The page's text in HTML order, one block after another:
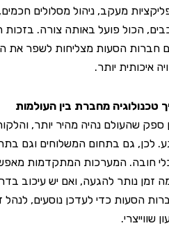
מעקב, ניהול מסלולים חכמים,
פועל באותה צורה. בזכות
הסעות מצליחות לשפר את הדיוק,
יותר.
מחברת בין העולמות
שהעולם נהיה מהיר יותר,
גם בתחום המשלוחים וגם בתחום
המערכות המתקדמות מאפשרות
נותר להגעה, ואם יש עיכוב בדרך.
כדי לעדכן נוסעים, לנהל זמני